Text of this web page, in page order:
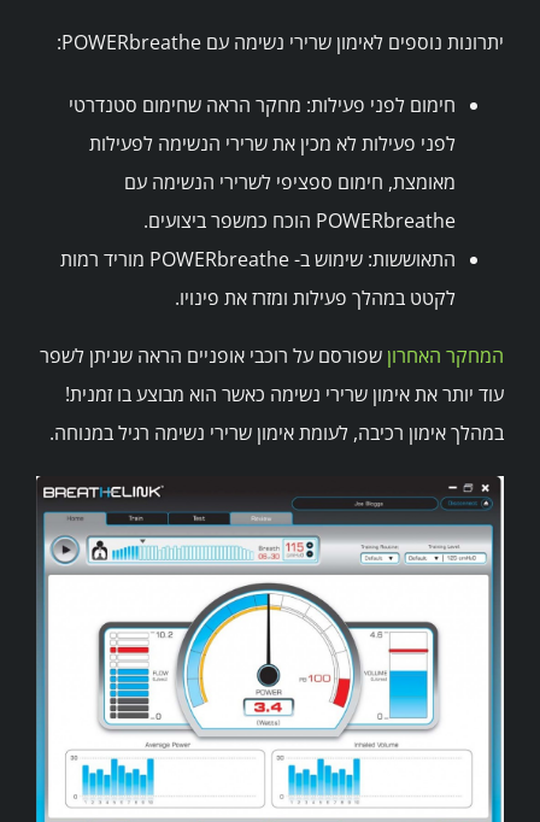
יתרונות נוספים לאימון שרירי נשימה עם POWERbreathe:
חימום לפני פעילות: מחקר הראה שחימום סטנדרטי
לפני פעילות לא מכין את שרירי הנשימה לפעילות
מאומצת, חימום ספציפי לשרירי הנשימה עם
POWERbreathe הוכח כמשפר ביצועים.
התאוששות: שימוש ב- POWERbreathe מוריד רמות
לקטט במהלך פעילות ומזרז את פינויו.
המחקר האחרון שפורסם על רוכבי אופניים הראה שניתן לשפר
עוד יותר את אימון שרירי נשימה כאשר הוא מבוצע בו זמנית!
במהלך אימון רכיבה, לעומת אימון שרירי נשימה רגיל במנוחה.